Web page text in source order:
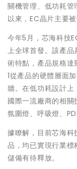
關機管理、低功耗
以來，EC晶片主要
今年5月，芯海科技
上全球首發。該產
術特點，產品規格達
1從產品的硬體層面
牆。在低功耗設計
國際一流廠商的相
氛圍燈、呼吸燈、
據瞭解，目前芯海
品，均已實現行業
儲備有待釋放。